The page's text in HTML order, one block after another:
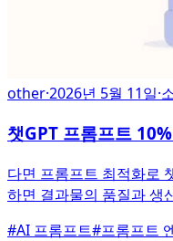
other·2026년 5월 11일·
챗GPT 프롬프트
다면 프롬프트 최적화로
하면 결과물의 품질과 생
#AI 프롬프트#프롬프트